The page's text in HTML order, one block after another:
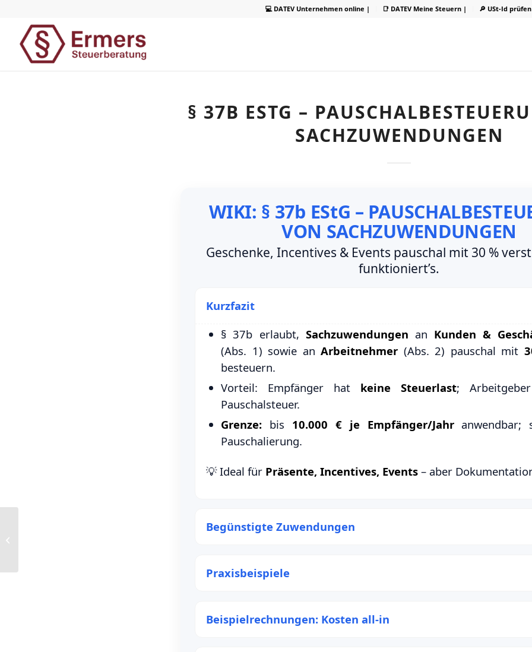
💻 DATEV Unternehmen online | 📑 DATEV Meine Steuern | 🔎 USt-Id
§ 37B ESTG –
SACHZUWENDUNGEN
WIKI: § 37b EStG –
VON SACHZUWENDUNGEN
Geschenke, Incentives & Events pauschal mit 30 %
funktioniert’s.
Kurzfazit
§ 37b erlaubt, Sachzuwendungen an Kunden &
(Abs. 1) sowie anArbeitnehmer (Abs. 2) pauschal mit
besteuern.
Vorteil: Empfänger hat keine Steuerlast;
Pauschalsteuer.
Grenze: bis 10.000 € je Empfänger/Jahranwendbar;
Pauschalierung.
💡 Ideal für Präsente, Incentives, Events – aber
Begünstigte Zuwendungen
Praxisbeispiele
Beispielrechnungen: Kosten all-in